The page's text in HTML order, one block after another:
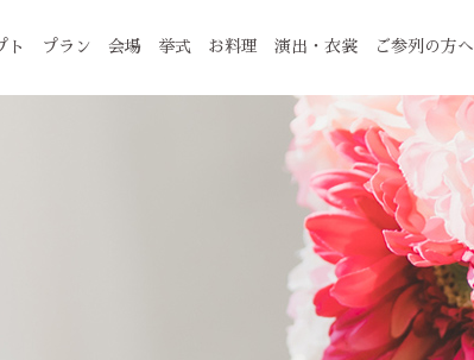
ト プラン 会場 挙式 お料理 演出・衣裳 ご参列の方へ